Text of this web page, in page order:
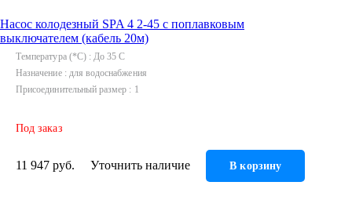
Насос колодезный SPA 4 2-45 с поплавковым
выключателем (кабель 20м)
Температура (*С)
До 35 C
Назначение
для водоснабжения
Присоединительный размер
1
Под заказ
11 947 руб. Уточнить наличие В корзину